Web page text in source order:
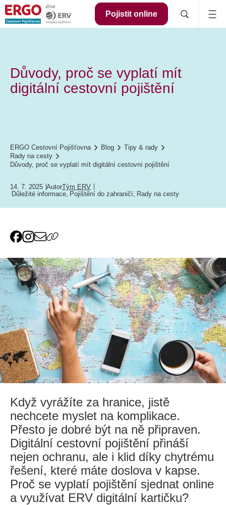
Pojistit online
Důvody, proč se vyplatí mít
digitální cestovní pojištění
ERGO Cestovní Pojišťovna Blog
Tipy & rady
Rady na cesty
Důvody, proč se vyplatí mít digitální cestovní pojištění
14. 7. 2025 AutorTým ERV
Důležité informace, Pojištění do zahraničí, Rady na cesty
Když vyrážíte za hranice, jistě
nechcete myslet na komplikace.
Přesto je dobré být na ně připraven.
Digitální cestovní pojištění přináší
nejen ochranu, ale i klid díky chytrému
řešení, které máte doslova v kapse.
Proč se vyplatí pojištění sjednat online
a využívat ERV digitální kartičku?